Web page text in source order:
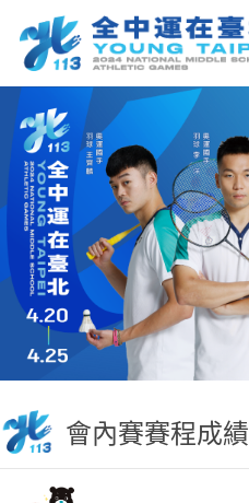
會內賽賽程成績